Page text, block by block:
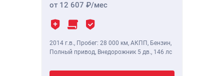
от 12 607 /мес
2014 г.в., Пробег: 28 000 км, АКПП, Бензин,
Полный привод, Внедорожник 5 дв., 146 лс